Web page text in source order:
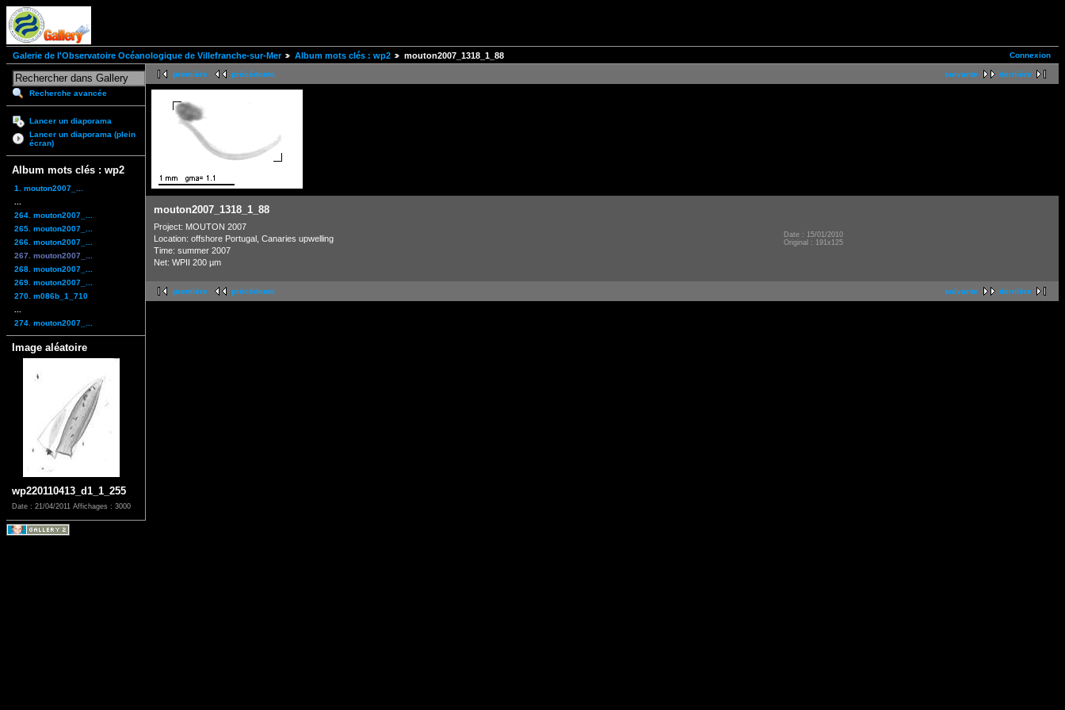
Connexion
Galerie de l'Observatoire Océanologique de Villefranche-sur-Mer Album mots clés : wp2 mouton2007_1318_1_88
Recherche avancée
Lancer un diaporama
Lancer un diaporama (plein
écran)
Album mots clés : wp2
1. mouton2007_...
264. mouton2007_...
265. mouton2007_...
266. mouton2007_...
267. mouton2007_...
268. mouton2007_...
269. mouton2007_...
270. m086b_1_710
274. mouton2007_...
Image aléatoire
wp220110413_d1_1_255
Date : 21/04/2011 Affichages : 3000
suivante dernière
première précédente
mouton2007_1318_1_88
Project: MOUTON 2007
Location: offshore Portugal, Canaries upwelling
Time: summer 2007
Net: WPII 200 µm
Date : 15/01/2010
Original : 191x125
suivante dernière
première précédente